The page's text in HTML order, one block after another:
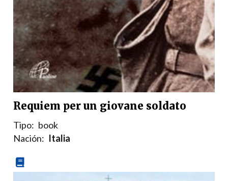
Requiem per un giovane soldato
Tipo: book
Nación: Italia